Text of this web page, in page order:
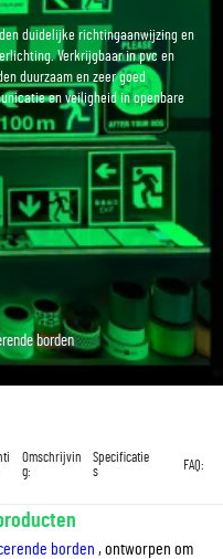
duidelijke richtingaanwijzing en
Verkrijgbaar in pvc en
duurzaam en zeer goed
en veiligheid in openbare
borden
Omschrijvin
g:
Specificatie
s
FAQ:
borden , ontworpen om